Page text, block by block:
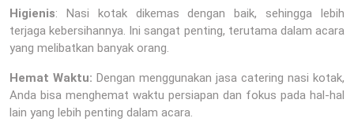
Higienis: Nasi kotak dikemas dengan baik, sehingga lebih
terjaga kebersihannya. Ini sangat penting, terutama dalam acara
yang melibatkan banyak orang.
Hemat Waktu: Dengan menggunakan jasa catering nasi kotak,
Anda bisa menghemat waktu persiapan dan fokus pada hal-hal
lain yang lebih penting dalam acara.